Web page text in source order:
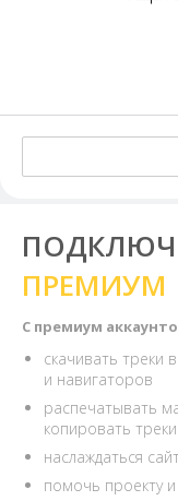
ПРЕМИУМ
С премиум
скачивать треки
и навигаторов
распечатывать
копировать
наслаждаться
помочь проекту